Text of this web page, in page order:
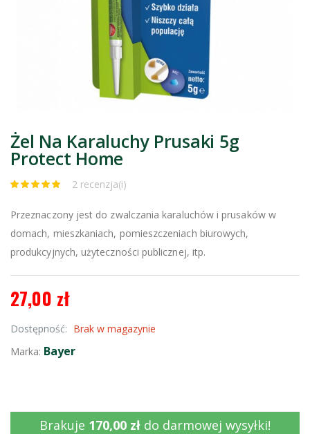
Żel Na Karaluchy Prusaki 5g
Protect Home
2 recenzja(i)
Przeznaczony jest do zwalczania karaluchów i prusaków w
domach, mieszkaniach, pomieszczeniach biurowych,
produkcyjnych, użyteczności publicznej, itp.
27,00 zł
Dostępność: Brak w magazynie
Marka: Bayer
Brakuje 170,00 zł do darmowej wysyłki!